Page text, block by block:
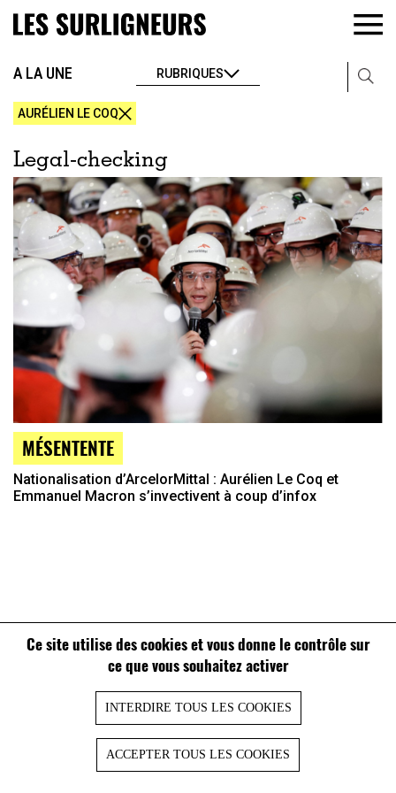
Ce site utilise des cookies et vous donne le contrôle sur
ce que vous souhaitez activer
INTERDIRE TOUS LES COOKIES
ACCEPTER TOUS LES COOKIES
A LA UNE RUBRIQUES
AURÉLIEN LE COQ
Legal-checking
MÉSENTENTE
Nationalisation d’ArcelorMittal : Aurélien Le Coq et
Emmanuel Macron s’invectivent à coup d’infox